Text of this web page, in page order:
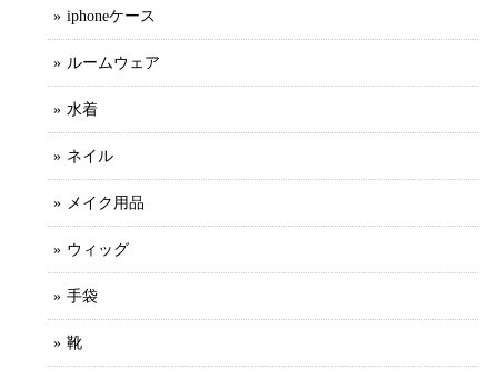
iphoneケース
ルームウェア
水着
ネイル
メイク用品
ウィッグ
手袋
靴